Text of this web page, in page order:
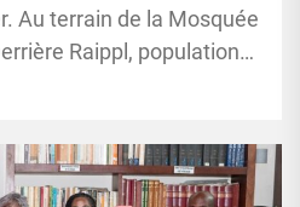
Au terrain de la Mosquée
Raippl, populations,
leaders...